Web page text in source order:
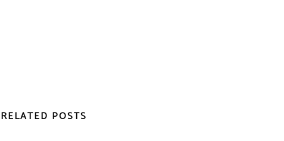
RELATED POSTS